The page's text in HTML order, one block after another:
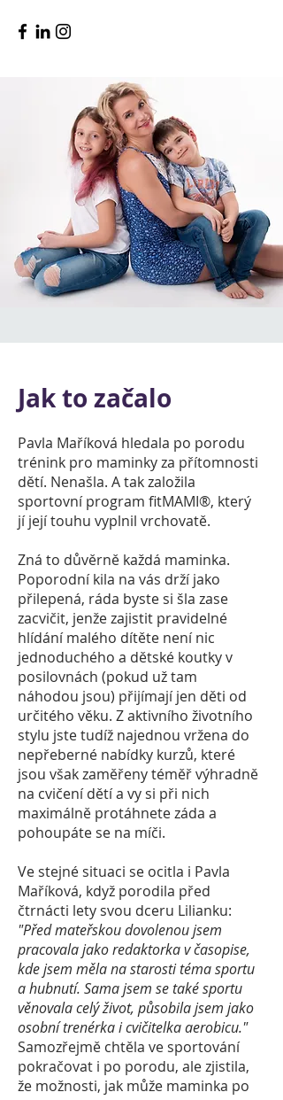
Jak to začalo
Pavla Maříková hledala po porodu
trénink pro maminky za přítomnosti
dětí. Nenašla. A tak založila
sportovní program fitMAMI®, který
jí její touhu vyplnil vrchovatě.
Zná to důvěrně každá maminka.
Poporodní kila na vás drží jako
přilepená, ráda byste si šla zase
zacvičit, jenže zajistit pravidelné
hlídání malého dítěte není nic
jednoduchého a dětské koutky v
posilovnách (pokud už tam
náhodou jsou) přijímají jen děti od
určitého věku. Z aktivního životního
stylu jste tudíž najednou vržena do
nepřeberné nabídky kurzů, které
jsou však zaměřeny téměř výhradně
na cvičení dětí a vy si při nich
maximálně protáhnete záda a
pohoupáte se na míči.
Ve stejné situaci se ocitla i Pavla
Maříková, když porodila před
čtrnácti lety svou dceru Lilianku:
"Před mateřskou dovolenou jsem
pracovala jako redaktorka v časopise,
kde jsem měla na starosti téma sportu
a hubnutí. Sama jsem se také sportu
věnovala celý život, působila jsem jako
osobní trenérka i cvičitelka aerobicu."
Samozřejmě chtěla ve sportování
pokračovat i po porodu, ale zjistila,
že možnosti, jak může maminka po